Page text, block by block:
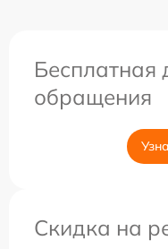
Бесплатная
обращения
Скидка на